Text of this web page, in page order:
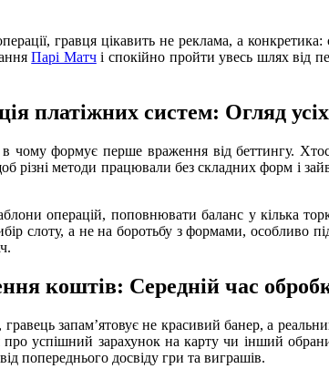
гравця цікавить не реклама, а
Парі Матчі спокійно пройти увесь шлях від
платіжних систем: Огляд
чому формує перше враження від беттингу.
методи працювали без складних форм і
операцій, поповнювати баланс у кілька
слоту, а не на боротьбу з формами,
коштів: Середній час
запам’ятовує не красивий банер, а
успішний зарахунок на карту чи інший
попереднього досвіду гри та виграшів.